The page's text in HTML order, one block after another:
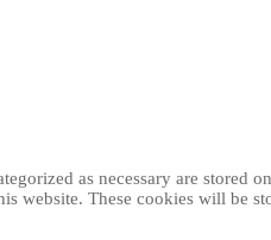
as necessary are stored
website. These cookies will be